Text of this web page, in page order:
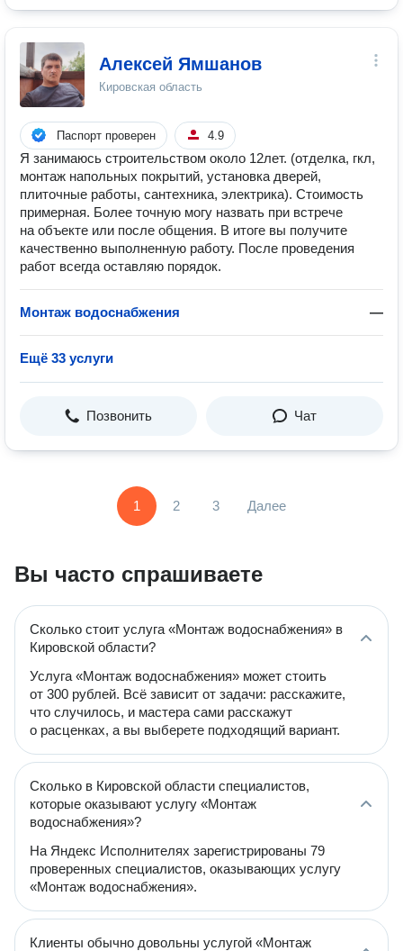
Алексей Ямшанов
Кировская область
Паспорт проверен 4.9
Я занимаюсь строительством около 12лет. (отделка, гкл,
монтаж напольных покрытий, установка дверей,
плиточные работы, сантехника, электрика). Стоимость
примерная. Более точную могу назвать при встрече
на объекте или после общения. В итоге вы получите
качественно выполненную работу. После проведения
работ всегда оставляю порядок.
Монтаж водоснабжения —
Ещё 33 услуги
Позвонить Чат
1 2 3 Далее
Вы часто спрашиваете
Сколько стоит услуга «Монтаж водоснабжения» в
Кировской области?
Услуга «Монтаж водоснабжения» может стоить
от 300 рублей. Всё зависит от задачи: расскажите,
что случилось, и мастера сами расскажут
о расценках, а вы выберете подходящий вариант.
Сколько в Кировской области специалистов,
которые оказывают услугу «Монтаж
водоснабжения»?
На Яндекс Исполнителях зарегистрированы 79
проверенных специалистов, оказывающих услугу
«Монтаж водоснабжения».
Клиенты обычно довольны услугой «Монтаж